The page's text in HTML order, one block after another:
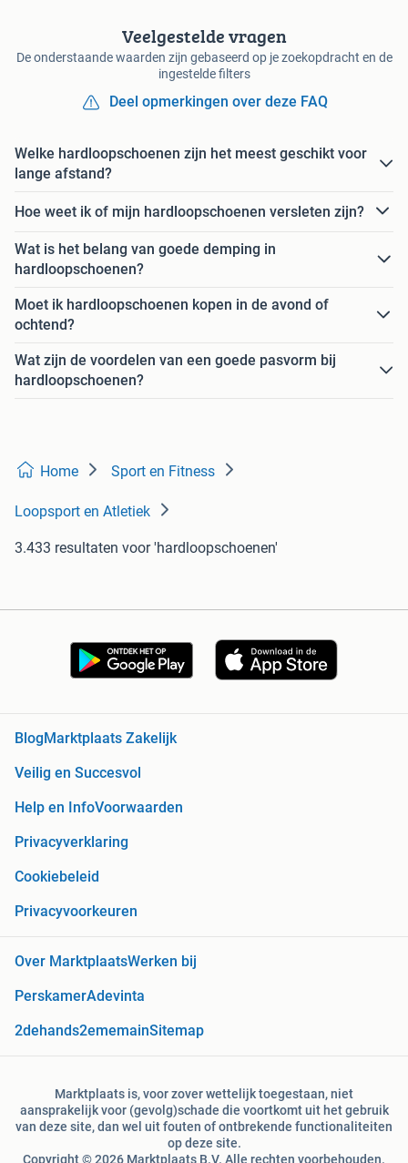
Veelgestelde vragen
De onderstaande waarden zijn gebaseerd op je zoekopdracht en de
ingestelde filters
Deel opmerkingen over deze FAQ
Welke hardloopschoenen zijn het meest geschikt voor
lange afstand?
Hoe weet ik of mijn hardloopschoenen versleten zijn?
Wat is het belang van goede demping in
hardloopschoenen?
Moet ik hardloopschoenen kopen in de avond of
ochtend?
Wat zijn de voordelen van een goede pasvorm bij
hardloopschoenen?
Home Sport en Fitness
Loopsport en Atletiek
3.433 resultaten voor 'hardloopschoenen'
Blog Marktplaats Zakelijk
Veilig en Succesvol
Help en InfoVoorwaarden
Privacyverklaring
Cookiebeleid
Privacyvoorkeuren
Over MarktplaatsWerken bij
PerskamerAdevinta
2dehands2ememainSitemap
Marktplaats is, voor zover wettelijk toegestaan, niet
aansprakelijk voor (gevolg)schade die voortkomt uit het gebruik
van deze site, dan wel uit fouten of ontbrekende functionaliteiten
op deze site.
Copyright © 2026 Marktplaats B.V. Alle rechten voorbehouden.